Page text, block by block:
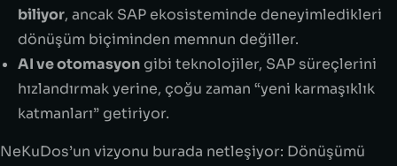
biliyor, ancak SAP ekosisteminde deneyimledikleri
dönüşüm biçiminden memnun değiller.
AI ve otomasyongibi teknolojiler, SAP süreçlerini
hızlandırmak yerine, çoğu zaman “yeni karmaşıklık
katmanları” getiriyor.
NeKuDos’un vizyonu burada netleşiyor: Dönüşümü